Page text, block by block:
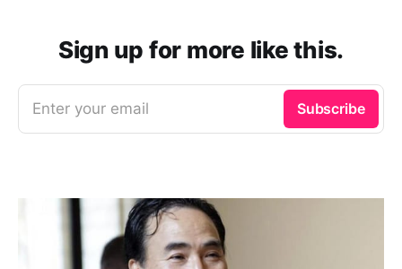
Sign up for more like this.
Enter your email Subscribe